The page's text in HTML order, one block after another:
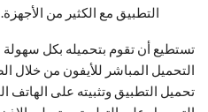
التطبيق مع الكثير من الأجهزة.
تستطيع أن تقوم بتحميله بكل
التحميل المباشر للأيفون من خلال
تحميل التطبيق وتثبيته على الهاتف